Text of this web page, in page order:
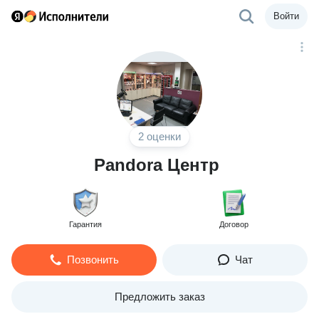
Войти
2 оценки
Pandora Центр
Гарантия Договор
Позвонить Чат
Предложить заказ